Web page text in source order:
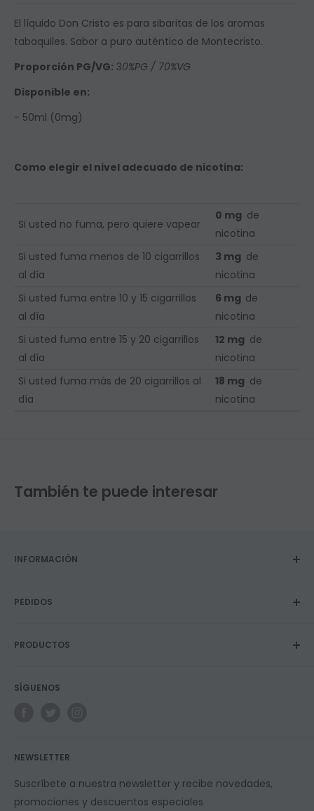
El líquido Don Cristo es para sibaritas de los aromas
tabaquiles. Sabor a puro auténtico de Montecristo.
Proporción PG/VG: 30%PG / 70%VG
Disponible en:
- 50ml (0mg)
Como elegir el nivel adecuado de nicotina:
Si usted no fuma, pero quiere vapear
0 mg de
nicotina
Si usted fuma menos de 10 cigarrillos
al día
3 mg de
nicotina
Si usted fuma entre 10 y 15 cigarrillos
al día
6 mg de
nicotina
Si usted fuma entre 15 y 20 cigarrillos
al día
12 mg de
nicotina
Si usted fuma más de 20 cigarrillos al
día
18 mg de
nicotina
También te puede interesar
INFORMACIÓN
Privacidad y Política de cookies
Contacto
PEDIDOS
Devoluciones y garantías
PRODUCTOS
E-Líquidos
NEWSLETTER
Suscríbete a nuestra newsletter y recibe novedades,
promociones y descuentos especiales
SÍGUENOS